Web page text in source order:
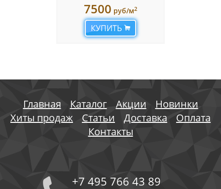
7500 руб/м2
КУПИТЬ
Главная Каталог Акции
Новинки
Хиты продаж
Статьи Доставка
Оплата
Контакты
+7 495 766 43 89